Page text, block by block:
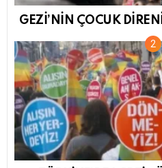
GEZİ’NİN ÇOCUK